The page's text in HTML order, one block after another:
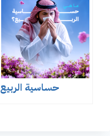
حساسية الربيع